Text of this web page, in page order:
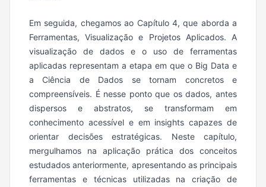
Em seguida, chegamos ao Capítulo 4, que aborda a
Ferramentas, Visualização e Projetos Aplicados. A
visualização de dados e o uso de ferramentas
aplicadas representam a etapa em que o Big Data e
a Ciência de Dados se tornam concretos e
compreensíveis. É nesse ponto que os dados, antes
dispersos e abstratos, se transformam em
conhecimento acessível e em insights capazes de
orientar decisões estratégicas. Neste capítulo,
mergulhamos na aplicação prática dos conceitos
estudados anteriormente, apresentando as principais
ferramentas e técnicas utilizadas na criação de